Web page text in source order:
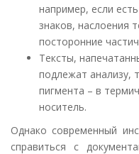
например, если
знаков, наслоения
посторонние
Тексты,
подлежат анализу,
пигмента – в
носитель.
Однако современный
справиться с